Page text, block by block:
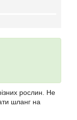
рослин. Не
шланг на